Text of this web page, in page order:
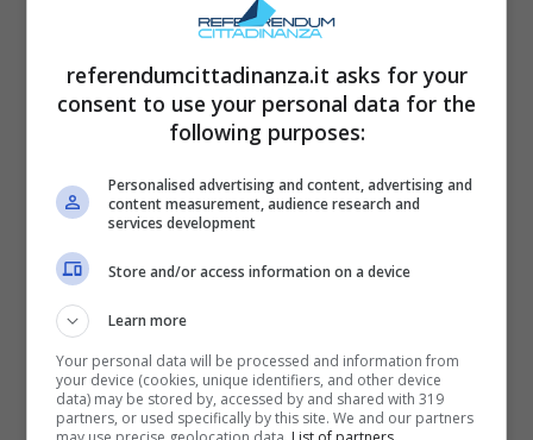
tablet e PC. Prepara la sveglia tradizionale e
l’impegno con te stesso.
vere e proprie di detox digitale:
Mattina (6:00–9:00) — 3 ore: svegliati
con la sveglia analogica. Fai colazione
in silenzio, magari scrivendo tre righe
su un quaderno. Fai stretching o 15
minuti di yoga leggero. Leggi qualche
referendumcittadinanza.it asks for your
consent to use your personal data for the
following purposes:
Personalised advertising and content, advertising and
content measurement, audience research and
services development
Store and/or access information on a device
Learn more
Your personal data will be processed and information from
your device (cookies, unique identifiers, and other device
data) may be stored by, accessed by and shared with 319
partners, or used specifically by this site. We and our partners